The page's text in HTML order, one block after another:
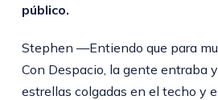
público.
Stephen —Entiendo que para
Con Despacio, la gente entraba
estrellas colgadas en el techo y